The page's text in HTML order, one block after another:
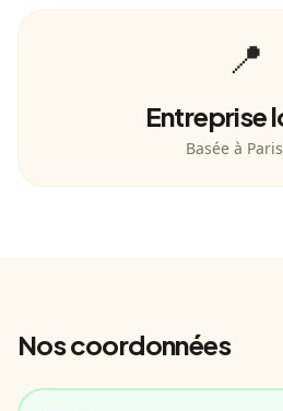
📍
Entreprise
Basée à
Nos coordonnées